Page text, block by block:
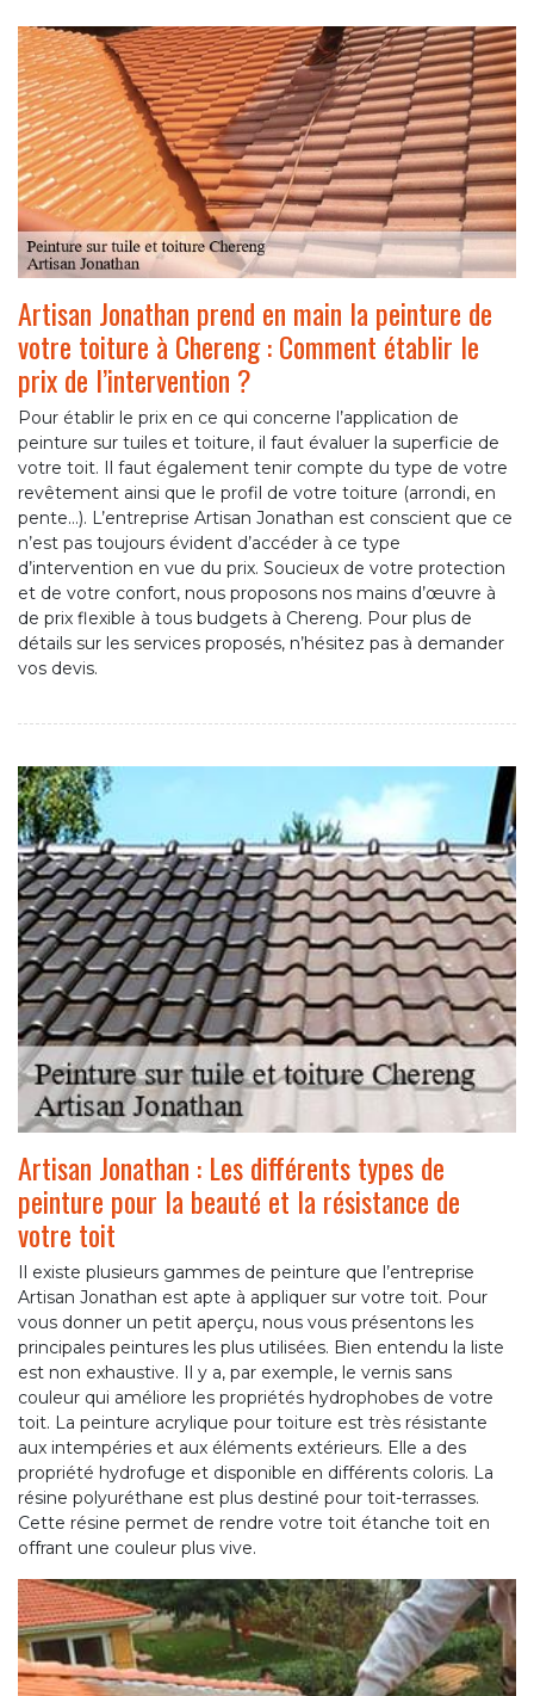
Artisan Jonathan prend en main la peinture de
votre toiture à Chereng : Comment établir le
prix de l’intervention ?
Pour établir le prix en ce qui concerne l’application de
peinture sur tuiles et toiture, il faut évaluer la superficie de
votre toit. Il faut également tenir compte du type de votre
revêtement ainsi que le profil de votre toiture (arrondi, en
pente…). L’entreprise Artisan Jonathan est conscient que ce
n’est pas toujours évident d’accéder à ce type
d’intervention en vue du prix. Soucieux de votre protection
et de votre confort, nous proposons nos mains d’œuvre à
de prix flexible à tous budgets à Chereng. Pour plus de
détails sur les services proposés, n’hésitez pas à demander
vos devis.
Artisan Jonathan : Les différents types de
peinture pour la beauté et la résistance de
votre toit
Il existe plusieurs gammes de peinture que l’entreprise
Artisan Jonathan est apte à appliquer sur votre toit. Pour
vous donner un petit aperçu, nous vous présentons les
principales peintures les plus utilisées. Bien entendu la liste
est non exhaustive. Il y a, par exemple, le vernis sans
couleur qui améliore les propriétés hydrophobes de votre
toit. La peinture acrylique pour toiture est très résistante
aux intempéries et aux éléments extérieurs. Elle a des
propriété hydrofuge et disponible en différents coloris. La
résine polyuréthane est plus destiné pour toit-terrasses.
Cette résine permet de rendre votre toit étanche toit en
offrant une couleur plus vive.